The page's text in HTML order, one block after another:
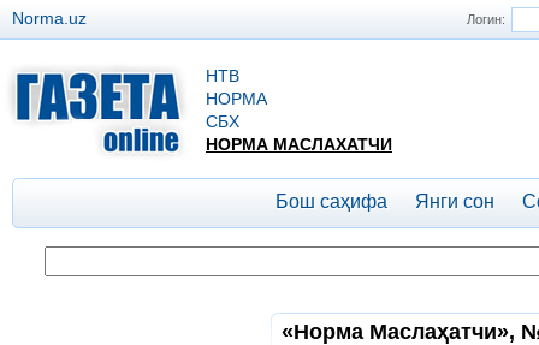
Логин:
Norma.uz
НТВ
НОРМА
СБХ
НОРМА МАСЛАХАТЧИ
Бош саҳифа Янги сон
«Норма Маслаҳатчи»,